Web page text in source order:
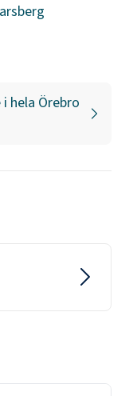
i hela Örebro